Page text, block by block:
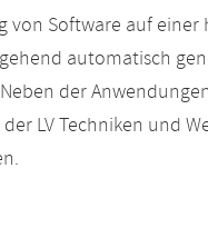
Software auf einer
automatisch
der
LV Techniken und